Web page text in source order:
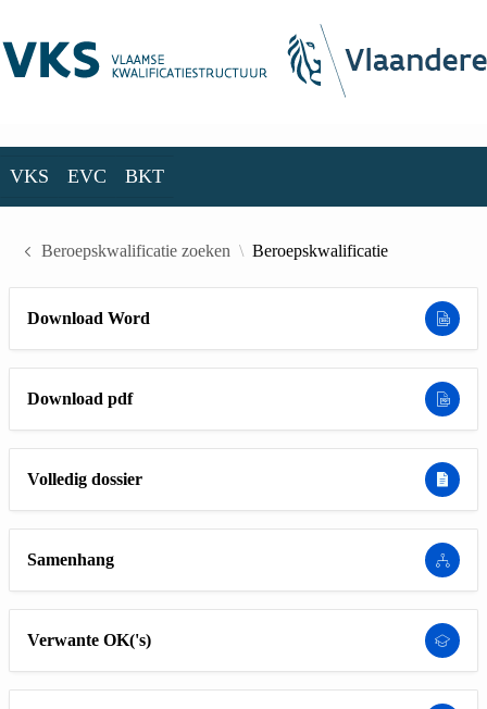
VKS EVC BKT
Beroepskwalificatie zoeken Beroepskwalificatie
Download Word
Download pdf
Volledig dossier
Samenhang
Verwante OK('s)